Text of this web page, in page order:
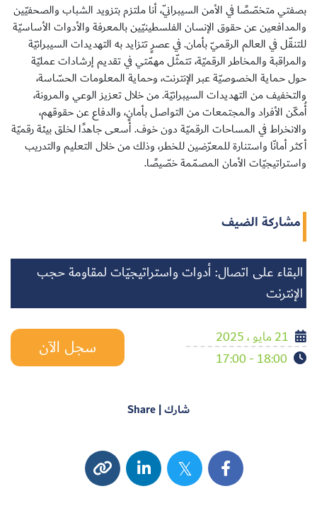
بصفتي متخصّصًا في الأمن السيبرانيّ، أنا ملتزم بتزويد الشباب والصحفيّين
والمدافعين عن حقوق الإنسان الفلسطينيّين بالمعرفة والأدوات الأساسيّة
للتنقّل في العالم الرقميّ بأمان. في عصرٍ تتزايد به التهديدات السيبرانيّة
والمراقبة والمخاطر الرقميّة، تتمثّل مهمّتي في تقديم إرشادات عمليّة
حول حماية الخصوصيّة عبر الإنترنت، وحماية المعلومات الحسّاسة،
والتخفيف من التهديدات السيبرانيّة. من خلال تعزيز الوعي والمرونة،
أُمكّن الأفراد والمجتمعات من التواصل بأمانٍ، والدفاع عن حقوقهم،
والانخراط في المساحات الرقميّة دون خوف. أسعى جاهدًا لخلق بيئة رقميّة
أكثر أمانّا واستنارة للمعرّضين للخطر، وذلك من خلال التعليم والتدريب
واستراتيجيّات الأمان المصمّمة خصّيصًا.
مشاركة الضيف
البقاء على اتصال: أدوات واستراتيجيّات لمقاومة حجب
الإنترنت
21 مايو ، 2025
18:00 - 17:00
سجل الآن
شارك | Share